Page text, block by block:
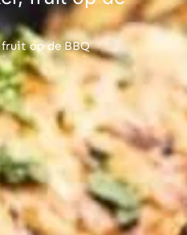
fruit op de BBQ